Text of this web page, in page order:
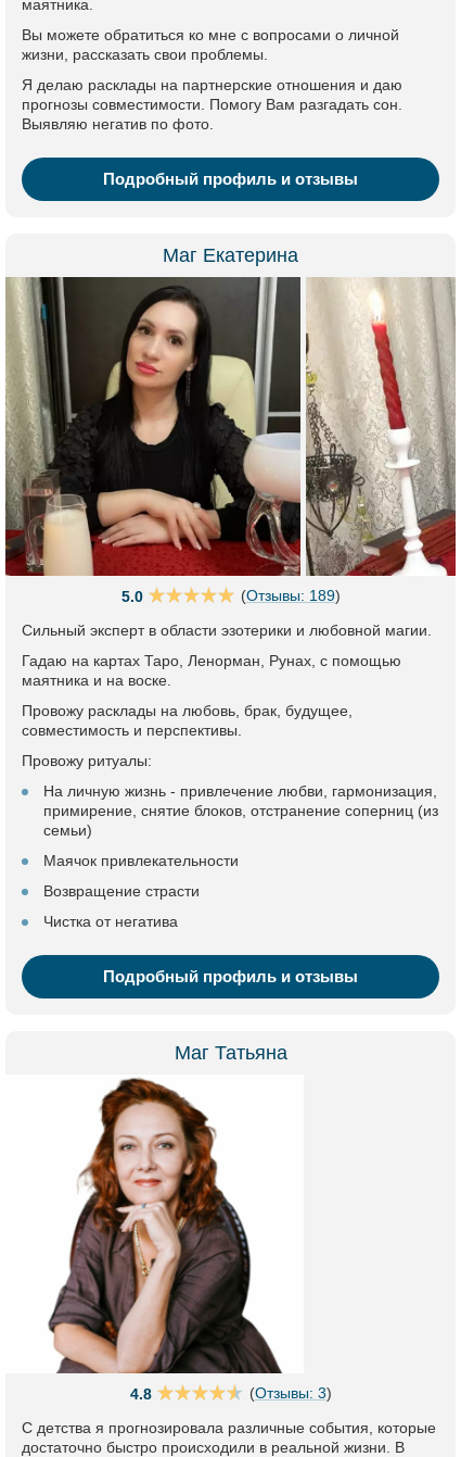
маятника.
Вы можете обратиться ко мне с вопросами о личной
жизни, рассказать свои проблемы.
Я делаю расклады на партнерские отношения и даю
прогнозы совместимости. Помогу Вам разгадать сон.
Выявляю негатив по фото.
Подробный профиль и отзывы
Маг Екатерина
5.0 (Отзывы: 189)
Сильный эксперт в области эзотерики и любовной магии.
Гадаю на картах Таро, Ленорман, Рунах, с помощью
маятника и на воске.
Провожу расклады на любовь, брак, будущее,
совместимость и перспективы.
Провожу ритуалы:
На личную жизнь - привлечение любви, гармонизация,
примирение, снятие блоков, отстранение соперниц (из
семьи)
Маячок привлекательности
Возвращение страсти
Чистка от негатива
Подробный профиль и отзывы
Маг Татьяна
4.8 (Отзывы: 3)
С детства я прогнозировала различные события, которые
достаточно быстро происходили в реальной жизни. В